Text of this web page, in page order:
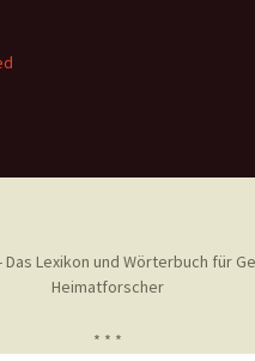
Das Lexikon und Wörterbuch für
Heimatforscher
* * *